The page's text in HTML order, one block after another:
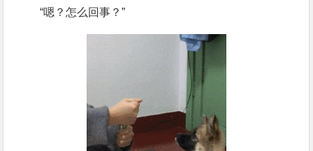
“嗯？怎么回事？”